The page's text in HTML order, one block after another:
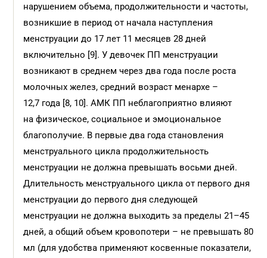
нарушением объема, продолжительности и частоты,
возникшие в период от начала наступления
менструации до 17 лет 11 месяцев 28 дней
включительно [9]. У девочек ПП менструации
возникают в среднем через два года после роста
молочных желез, средний возраст менархе –
12,7 года [8, 10]. АМК ПП неблагоприятно влияют
на физическое, социальное и эмоциональное
благополучие. В первые два года становления
менструального цикла продолжительность
менструации не должна превышать восьми дней.
Длительность менструального цикла от первого дня
менструации до первого дня следующей
менструации не должна выходить за пределы 21–45
дней, а общий объем кровопотери – не превышать 80
мл (для удобства применяют косвенные показатели,